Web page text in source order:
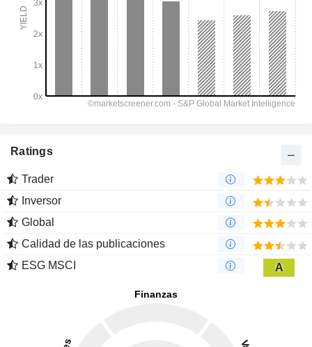
Ratings
Trader
Inversor
Global
Calidad de las publicaciones
ESG MSCI
A